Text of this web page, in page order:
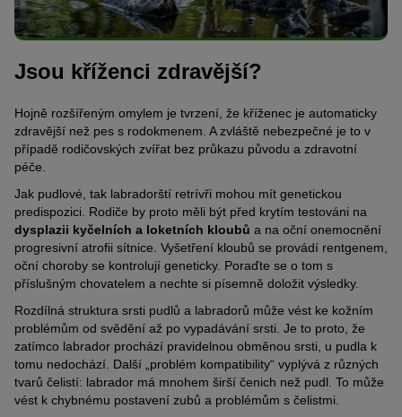
Jsou kříženci zdravější?
Hojně rozšířeným omylem je tvrzení, že kříženec je automaticky
zdravější než pes s rodokmenem. A zvláště nebezpečné je to v
případě rodičovských zvířat bez průkazu původu a zdravotní
péče.
Jak pudlové, tak labradorští retrívři mohou mít genetickou
predispozici. Rodiče by proto měli být před krytím testováni na
dysplazii kyčelních a loketních kloubů a na oční onemocnění
progresivní atrofii sítnice. Vyšetření kloubů se provádí rentgenem,
oční choroby se kontrolují geneticky. Poraďte se o tom s
příslušným chovatelem a nechte si písemně doložit výsledky.
Rozdílná struktura srsti pudlů a labradorů může vést ke kožním
problémům od svědění až po vypadávání srsti. Je to proto, že
zatímco labrador prochází pravidelnou obměnou srsti, u pudla k
tomu nedochází. Další „problém kompatibility“ vyplývá z různých
tvarů čelistí: labrador má mnohem širší čenich než pudl. To může
vést k chybnému postavení zubů a problémům s čelistmi.